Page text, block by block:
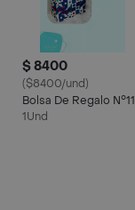
$ 8400
($8400/und)
Bolsa De Regalo N°11
1Und